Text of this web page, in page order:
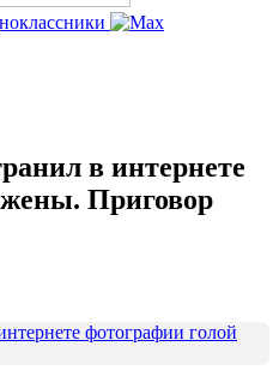
в интернете
Приговор